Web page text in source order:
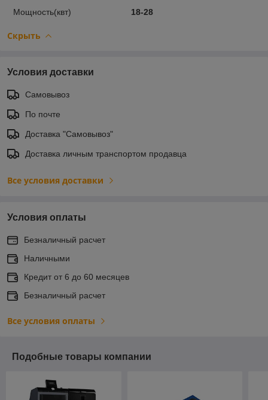
Мощность(квт) 18-28
Скрыть
Условия доставки
Самовывоз
По почте
Доставка "Самовывоз"
Доставка личным транспортом продавца
Все условия доставки
Условия оплаты
Безналичный расчет
Наличными
Кредит от 6 до 60 месяцев
Безналичный расчет
Все условия оплаты
Подобные товары компании